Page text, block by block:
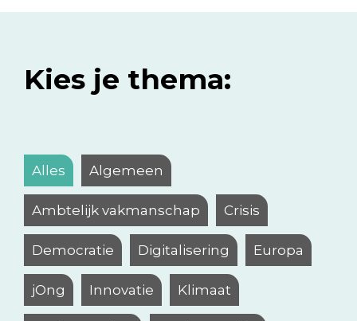
Kies je thema:
Alles Algemeen
Ambtelijk vakmanschap Crisis
Democratie Digitalisering Europa
jOng Innovatie Klimaat